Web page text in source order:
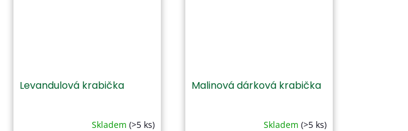
Levandulová krabička
Skladem (>5 ks)
Malinová dárková krabička
Skladem (>5 ks)